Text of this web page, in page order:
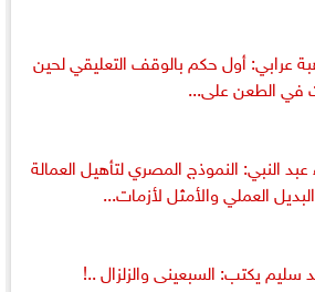
عرابي: أول حكم بالوقف التعليقي لحين
في الطعن على...
عبد النبي: النموذج المصري لتأهيل العمالة
العملي والأمثل لأزمات...
سليم يكتب: السبعينى والزلزال ..!